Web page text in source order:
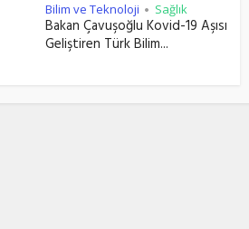
Bilim ve Teknoloji • Sağlık
Bakan Çavuşoğlu Kovid-19 Aşısı
Geliştiren Türk Bilim...